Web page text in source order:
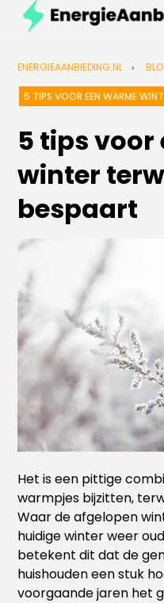
ENERGIEAANBIEDING.NL
5 TIPS VOOR EEN WARME
5 tips voor
winter
bespaart
Het is een pittige
warmpjes bijzitten,
Waar de afgelopen
huidige winter weer
betekent dit dat de
huishouden een stuk
voorgaande jaren het